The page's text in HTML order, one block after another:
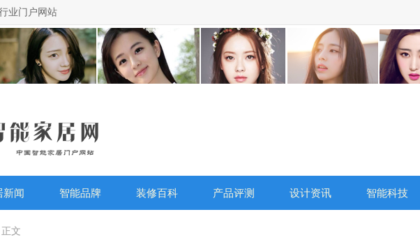
业门户网站
新闻 智能品牌 装修百科 产品评测 设计资讯 智能科技
正文